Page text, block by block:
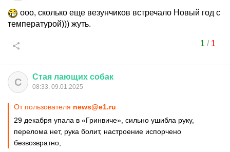
ооо, сколько еще везунчиков встречало Новый год с
температурой))) жуть.
1 / 1
С Стая лающих собак
08:33, 09.01.2025
От пользователя news@e1.ru
29 декабря упала в «Гринвиче», сильно ушибла руку,
перелома нет, рука болит, настроение испорчено
безвозвратно,